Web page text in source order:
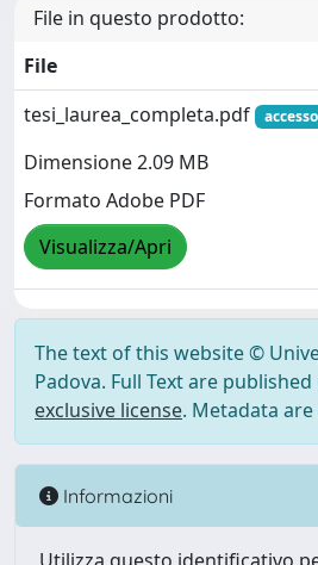
File in questo prodotto:
File
tesi_laurea_completa.pdf
Dimensione 2.09 MB
Formato Adobe PDF
Visualizza/Apri
The text of this website ©
Padova. Full Text are
exclusive license. Metadata
Informazioni